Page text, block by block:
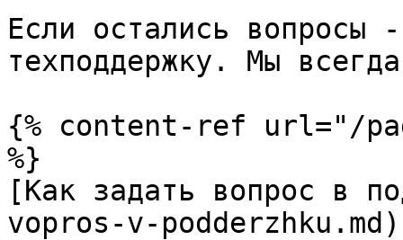
Если остались вопросы
техподдержку. Мы
{% content-ref url="/
%}
[Как задать вопрос в
vopros-v-podderzhku.md)